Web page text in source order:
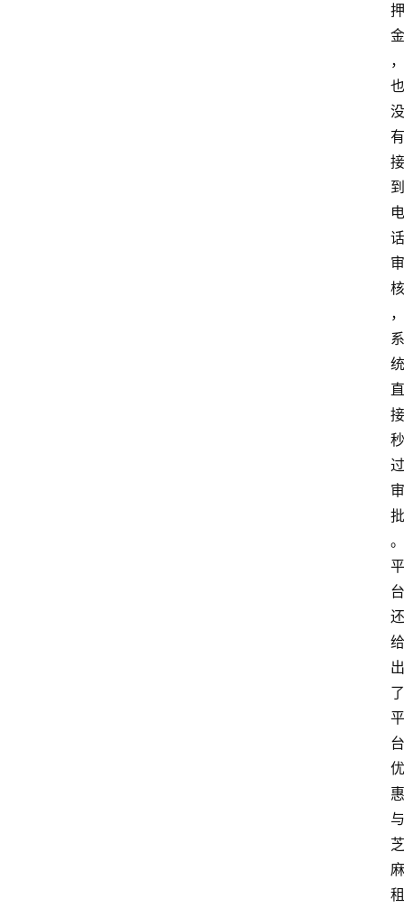
押
金
，
也
没
有
接
到
电
话
审
核
，
系
统
直
接
秒
过
审
批
。
平
台
还
给
出
了
平
台
优
惠
与
芝
麻
租